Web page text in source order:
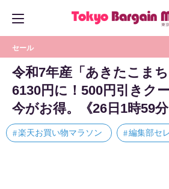
セール
令和7年産「あきたこま
6130円に！500円引きク
今がお得。《26日1時59分
楽天お買い物マラソン 編集部セ